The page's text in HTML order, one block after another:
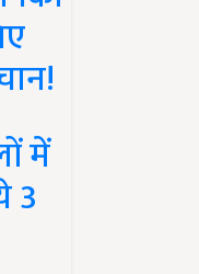
में
3